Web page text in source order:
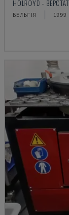
HOLROYD - ВЕРСТАТ
БЕЛЬГІЯ 1999